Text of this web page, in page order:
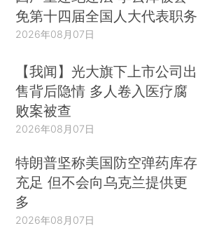
免第十四届全国人大代表职务
2026年08月07日
【我闻】光大旗下上市公司出
售背后隐情 多人卷入医疗腐
败案被查
2026年08月07日
特朗普坚称美国防空弹药库存
充足 但不会向乌克兰提供更
多
2026年08月07日